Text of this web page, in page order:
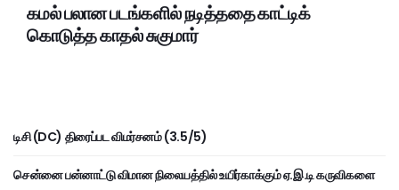
கமல் பலான படங்களில் நடித்ததை காட்டிக்
கொடுத்த காதல் சுகுமார்
டிசி (DC) திரைப்பட விமர்சனம் (3.5/5)
சென்னை பன்னாட்டு விமான நிலையத்தில் உயிர்காக்கும் ஏ.இ.டி கருவிகளை